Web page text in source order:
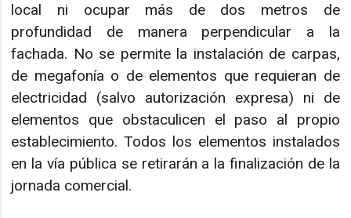
local ni ocupar más de dos metros de
profundidad de manera perpendicular a la
fachada. No se permite la instalación de carpas,
de megafonía o de elementos que requieran de
electricidad (salvo autorización expresa) ni de
elementos que obstaculicen el paso al propio
establecimiento. Todos los elementos instalados
en la vía pública se retirarán a la finalización de la
jornada comercial.